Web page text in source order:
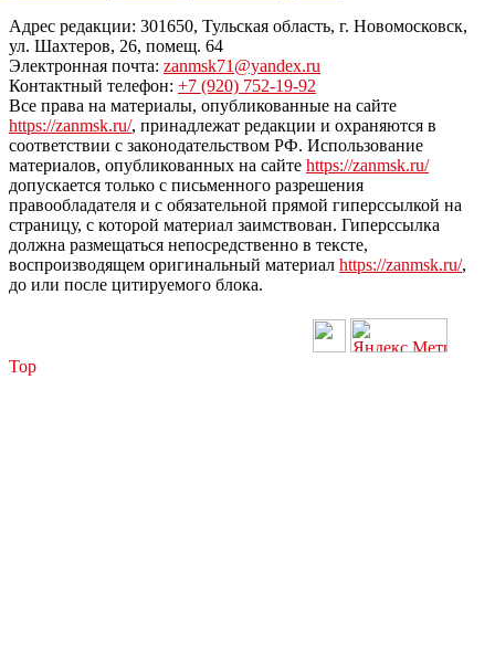
Адрес редакции: 301650, Тульская область, г. Новомосковск,
ул. Шахтеров, 26, помещ. 64
Электронная почта: zanmsk71@yandex.ru
Контактный телефон: +7 (920) 752-19-92
Все права на материалы, опубликованные на сайте
https://zanmsk.ru/, принадлежат редакции и охраняются в
соответствии с законодательством РФ. Использование
материалов, опубликованных на сайте https://zanmsk.ru/
допускается только с письменного разрешения
правообладателя и с обязательной прямой гиперссылкой на
страницу, с которой материал заимствован. Гиперссылка
должна размещаться непосредственно в тексте,
воспроизводящем оригинальный материал https://zanmsk.ru/,
до или после цитируемого блока.
Top